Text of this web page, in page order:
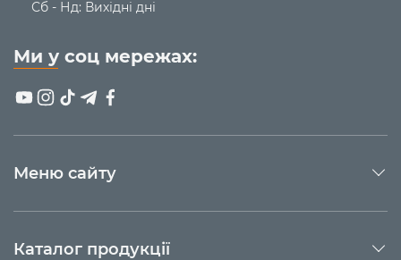
Меню сайту
Каталог продукції
Сб - Нд: Вихідні дні
Ми у соц мережах: